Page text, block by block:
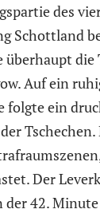
des
Schottland
die
Auf ein
folgte ein
Der
der 42.